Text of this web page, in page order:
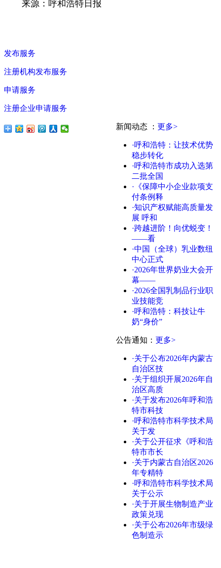
来源：呼和浩特日报
发布服务
注册机构发布服务
申请服务
注册企业申请服务
新闻动态 ： 更多>
·呼和浩特：让技术优势
稳步转化
·呼和浩特市成功入选第
二批全国
·《保障中小企业款项支
付条例释
·知识产权赋能高质量发
展 呼和
·跨越进阶！向优蜕变！
——看
·中国（全球）乳业数纽
中心正式
·2026年世界奶业大会开
幕——
·2026全国乳制品行业职
业技能竞
·呼和浩特：科技让牛
奶“身价”
公告通知 ： 更多>
·关于公布2026年内蒙古
自治区技
·关于组织开展2026年自
治区高质
·关于发布2026年呼和浩
特市科技
·呼和浩特市科学技术局
关于发
·关于公开征求《呼和浩
特市市长
·关于内蒙古自治区2026
年专精特
·呼和浩特市科学技术局
关于公示
·关于开展生物制造产业
政策兑现
·关于公布2026年市级绿
色制造示